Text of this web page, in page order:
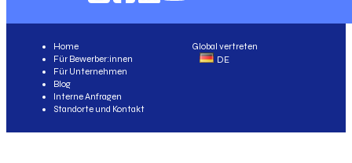
Global vertreten
DE
Home
Für Bewerber:innen
Für Unternehmen
Blog
Interne Anfragen
Standorte und Kontakt